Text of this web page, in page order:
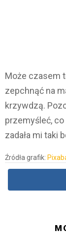
Może czasem
zepchnąć na
krzywdzą.
przemyśleć,
zadała mi taki
Źródła grafik: